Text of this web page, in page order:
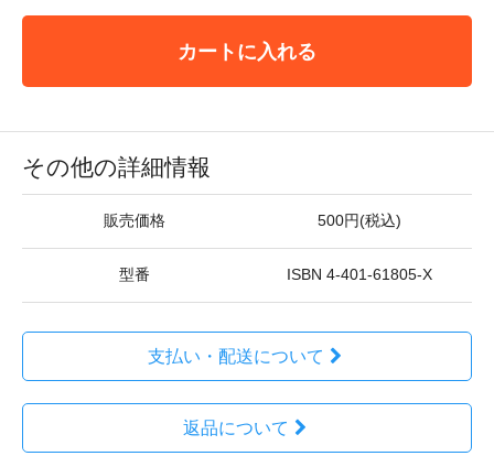
カートに入れる
その他の詳細情報
販売価格 500円(税込)
型番 ISBN 4-401-61805-X
支払い・配送について
返品について